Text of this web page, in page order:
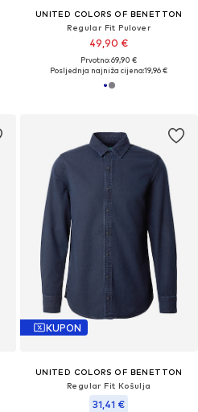
UNITED COLORS OF BENETTON
Regular Fit Pulover
49,90 €
Prvotno: 69,90 €
Posljednja najniža cijena:19,96 €
KUPON
UNITED COLORS OF BENETTON
Regular Fit Košulja
31,41 €